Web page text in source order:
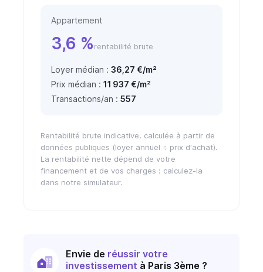
Appartement
3,6 %rentabilité brute
Loyer médian : 36,27 €/m²
Prix médian : 11 937 €/m²
Transactions/an : 557
Rentabilité brute indicative, calculée à partir de
données publiques (loyer annuel ÷ prix d'achat).
La rentabilité nette dépend de votre
financement et de vos charges : calculez-la
dans notre simulateur.
Envie de réussir votre
investissement à Paris 3ème ?